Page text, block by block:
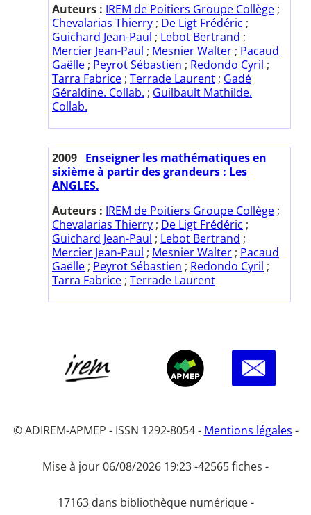
Auteurs : IREM de Poitiers Groupe Collège ;
Chevalarias Thierry ; De Ligt Frédéric ;
Guichard Jean-Paul ; Lebot Bertrand ;
Mercier Jean-Paul ; Mesnier Walter ; Pacaud
Gaëlle ; Peyrot Sébastien ; Redondo Cyril ;
Tarra Fabrice ; Terrade Laurent ; Gadé
Géraldine. Collab. ; Guilbault Mathilde.
Collab.
2009 Enseigner les mathématiques en
sixième à partir des grandeurs : Les
ANGLES.
Auteurs : IREM de Poitiers Groupe Collège ;
Chevalarias Thierry ; De Ligt Frédéric ;
Guichard Jean-Paul ; Lebot Bertrand ;
Mercier Jean-Paul ; Mesnier Walter ; Pacaud
Gaëlle ; Peyrot Sébastien ; Redondo Cyril ;
Tarra Fabrice ; Terrade Laurent
© ADIREM-APMEP - ISSN 1292-8054 - Mentions légales -
Mise à jour 06/08/2026 19:23 -42565 fiches -
17163 dans bibliothèque numérique -